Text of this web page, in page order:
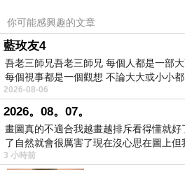
139號縣道從彰化起頭，在
陵間起伏，盤繞在彰化與南
上看到的主要兩項作物，一
你可能感興趣的文章
藍玫友4
吾老三師兄吾老三師兄 每個人都是一部
每個視事都是一個觀想 不論大大或小小
2026-08-06
2026。08。07。
畫圖真的不適合我越畫越排斥看得懂就好
了自然就會很厲害了現在沒心思在圖上
3 小時前